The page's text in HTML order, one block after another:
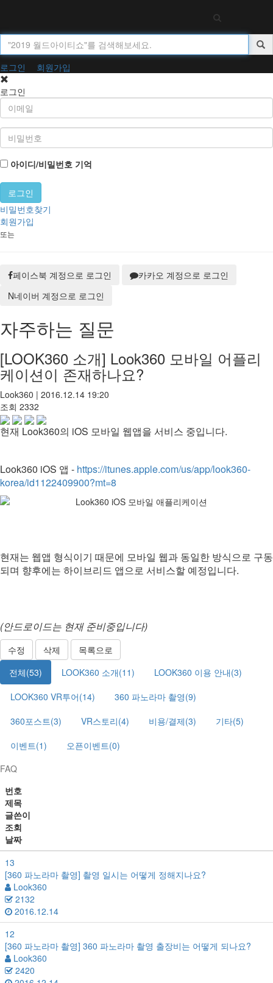
로그인
회원가입
로그인
아이디/비밀번호 기억
비밀번호찾기
회원가입
또는
페이스북 계정으로 로그인
카카오 계정으로 로그인
N네이버 계정으로 로그인
자주하는 질문
[LOOK360 소개] Look360 모바일 어플리
케이션이 존재하나요?
Look360 | 2016.12.14 19:20
조회 2332
현재 Look360의 iOS 모바일 웹앱을 서비스 중입니다.
Look360 iOS 앱 - https://itunes.apple.com/us/app/look360-
korea/id1122409900?mt=8
현재는 웹앱 형식이기 때문에 모바일 웹과 동일한 방식으로 구동
되며 향후에는 하이브리드 앱으로 서비스할 예정입니다.
(안드로이드는 현재 준비중입니다)
수정 삭제
목록으로
전체(53)
LOOK360 소개(11)
LOOK360 이용 안내(3)
LOOK360 VR투어(14)
360 파노라마 촬영(9)
360포스트(3)
VR스토리(4) 비용/결제(3)
기타(5)
이벤트(1)
오픈이벤트(0)
FAQ
번호
제목
글쓴이
조회
날짜
13
[360 파노라마 촬영] 촬영 일시는 어떻게 정해지나요?
Look360
2132
2016.12.14
12
[360 파노라마 촬영] 360 파노라마 촬영 출장비는 어떻게 되나요?
Look360
2420